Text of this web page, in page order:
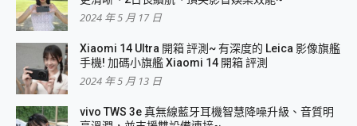
2024 年 5 月 17 日
Xiaomi 14 Ultra 開箱 評測~ 有深度的 Leica 影像旗艦
手機! 加碼小旗艦 Xiaomi 14 開箱 評測
2024 年 5 月 13 日
vivo TWS 3e 真無線藍牙耳機智慧降噪升級、音質明